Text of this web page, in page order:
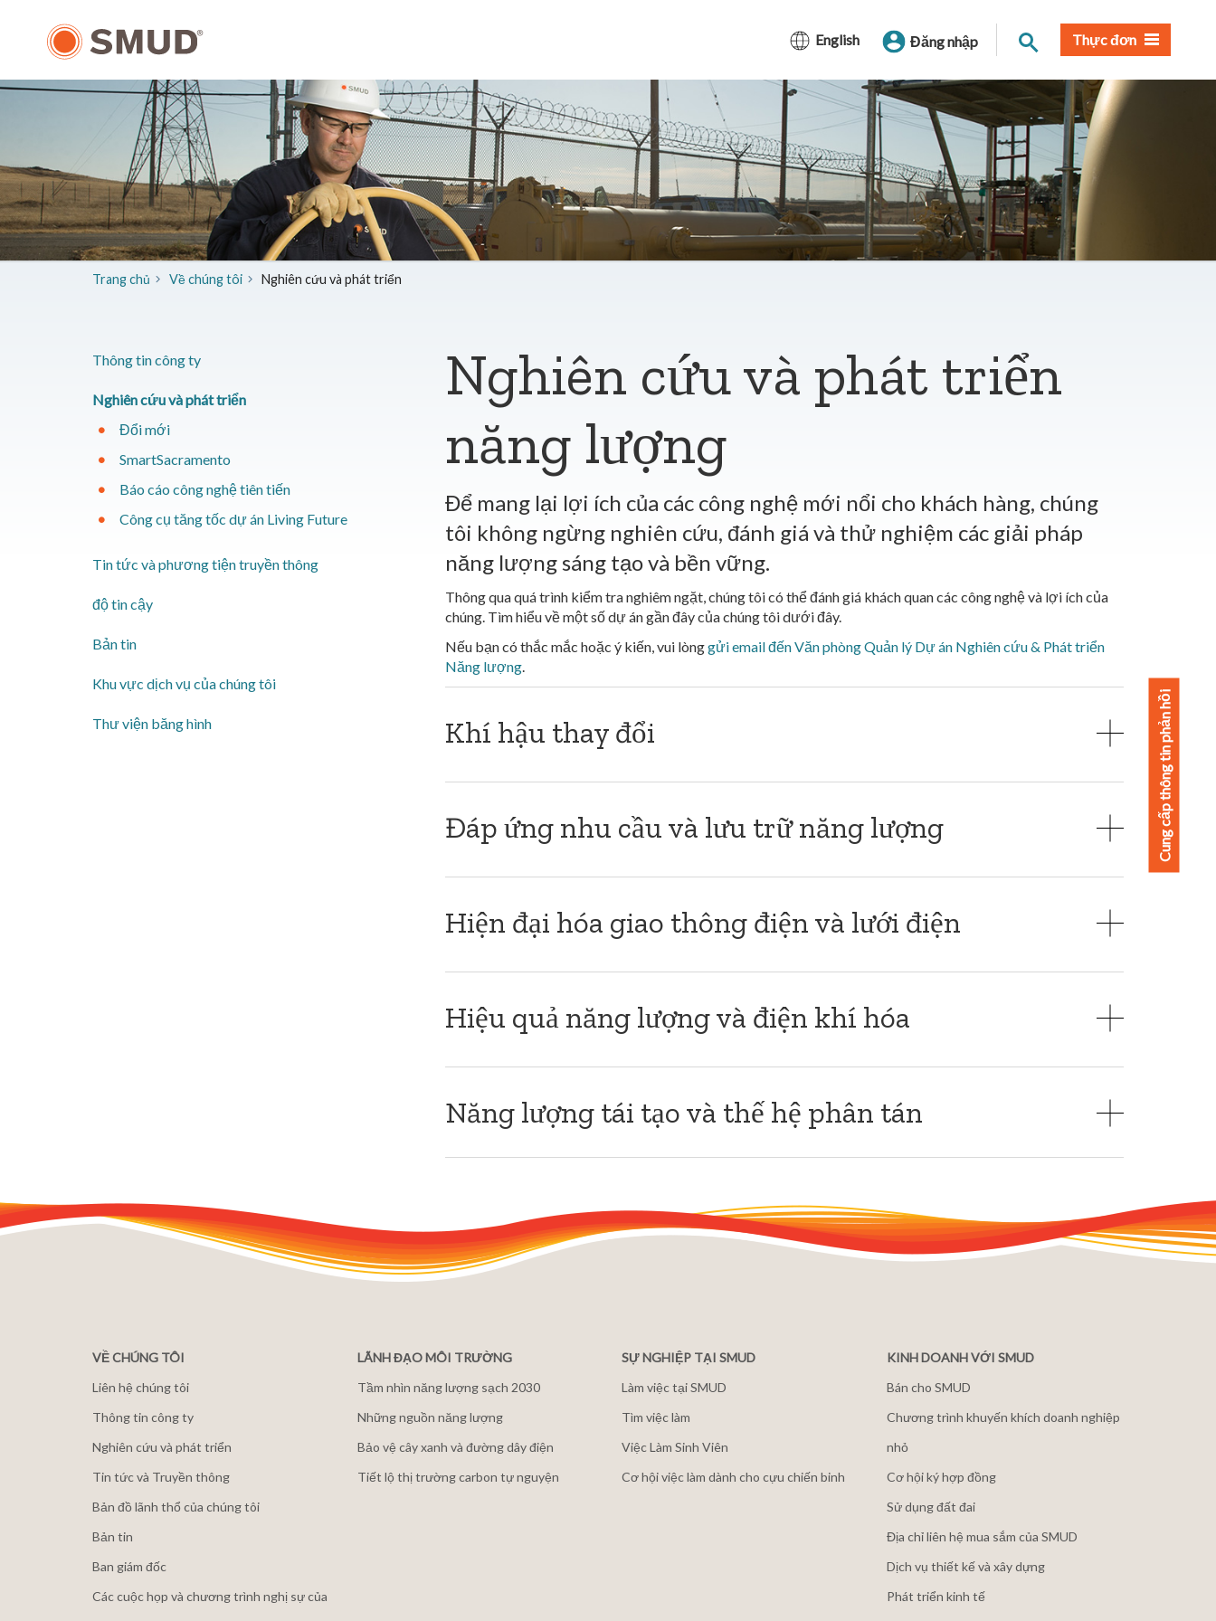
chính
English Đăng nhập Tìm trangThực đơn
Trang chủ Về chúng tôi ​Nghiên cứu và phát triển
​Nghiên cứu và phát triển
năng lượng
Để mang lại lợi ích của các công nghệ mới nổi cho khách hàng, chúng
tôi không ngừng nghiên cứu, đánh giá và thử nghiệm các giải pháp
năng lượng sáng tạo và bền vững.
Thông qua quá trình kiểm tra nghiêm ngặt, chúng tôi có thể đánh giá khách quan các công nghệ và lợi ích của
chúng. Tìm hiểu về một số dự án gần đây của chúng tôi dưới đây.
Nếu bạn có thắc mắc hoặc ý kiến, vui lònggửi email đến Văn phòng Quản lý Dự án Nghiên cứu & Phát triển
Năng lượng.
Khí hậu thay đổi
Đáp ứng nhu cầu và lưu trữ năng lượng
Hiện đại hóa giao thông điện và lưới điện
Hiệu quả năng lượng và điện khí hóa
Năng lượng tái tạo và thế hệ phân tán
Thông tin công ty
​Nghiên cứu và phát triển
Đổi mới
SmartSacramento
Báo cáo công nghệ tiên tiến
Công cụ tăng tốc dự án Living Future
​Tin tức và phương tiện truyền thông
độ tin cậy
Bản tin
Khu vực dịch vụ của chúng tôi
Thư viện băng hình
VỀ CHÚNG TÔI
Liên hệ chúng tôi
Thông tin công ty
Nghiên cứu và phát triển
Tin tức và Truyền thông
Bản đồ lãnh thổ của chúng tôi
Bản tin
Ban giám đốc
Các cuộc họp và chương trình nghị sự của
LÃNH ĐẠO MÔI TRƯỜNG
Tầm nhìn năng lượng sạch 2030
Những nguồn năng lượng
Bảo vệ cây xanh và đường dây điện
Tiết lộ thị trường carbon tự nguyện
SỰ NGHIỆP TẠI SMUD
Làm việc tại SMUD
Tìm việc làm
Việc Làm Sinh Viên
Cơ hội việc làm dành cho cựu chiến binh
KINH DOANH VỚI SMUD
Bán cho SMUD
Chương trình khuyến khích doanh nghiệp
nhỏ
Cơ hội ký hợp đồng
Sử dụng đất đai
Địa chỉ liên hệ mua sắm của SMUD
Dịch vụ thiết kế và xây dựng
Phát triển kinh tế
Cung cấp thông tin phản hồi